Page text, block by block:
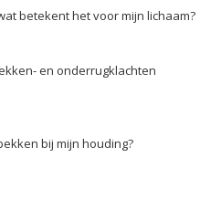
betekent het voor mijn lichaam?
en onderrugklachten
bij mijn houding?